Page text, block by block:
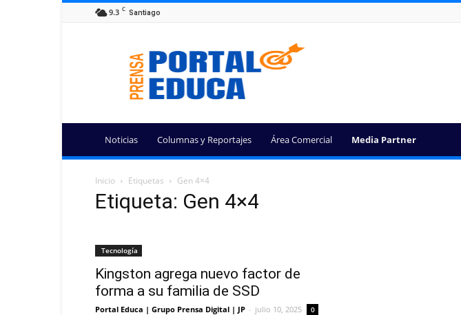
9.3 C Santiago
Portal
Educa
Noticias Columnas y Reportajes Área Comercial Media Partner
Inicio Etiquetas Gen 4×4
Etiqueta: Gen 4×4
Tecnología
Kingston agrega nuevo factor de
forma a su familia de SSD
Portal Educa | Grupo Prensa Digital | JP - julio 10, 2025 0